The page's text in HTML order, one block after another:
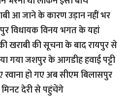
आ जाने के कारण उड़ान नहीं भर
विधायक विनय भगत के यहां
खराबी की सूचना के बाद रायपुर से
गया जशपुर के आगडीह हवाई पट्टी
हो गए अब सीएम बिलासपुर
मिनट देरी से पहुंचेंगे